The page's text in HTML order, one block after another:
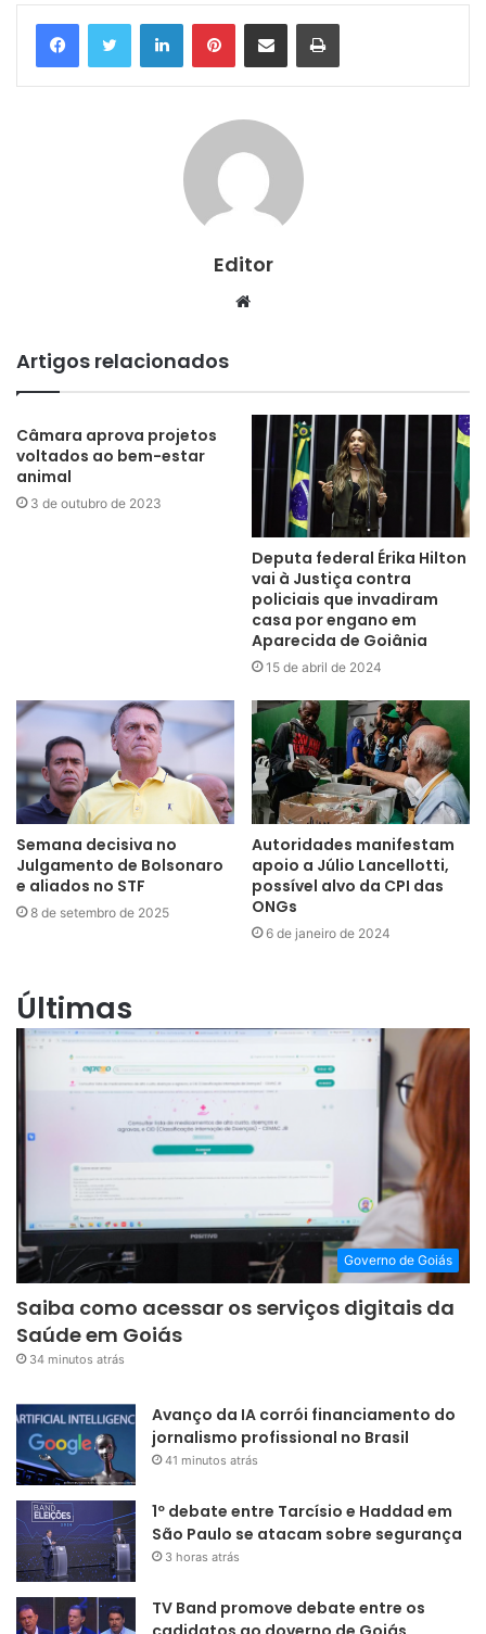
LinkedinPinterestCompartilhar via e-mail Imprimir
Editor
Website
Artigos relacionados
Câmara aprova projetos
voltados ao bem-estar
animal
3 de outubro de 2023
Deputa federal Érika Hilton
vai à Justiça contra
policiais que invadiram
casa por engano em
Aparecida de Goiânia
15 de abril de 2024
Semana decisiva no
Julgamento de Bolsonaro
e aliados no STF
8 de setembro de 2025
Autoridades manifestam
apoio a Júlio Lancellotti,
possível alvo da CPI das
ONGs
6 de janeiro de 2024
Últimas
Governo de Goiás
Saiba como acessar os serviços digitais da
Saúde em Goiás
34 minutos atrás
Avanço da IA corrói financiamento do
jornalismo profissional no Brasil
41 minutos atrás
1º debate entre Tarcísio e Haddad em
São Paulo se atacam sobre segurança
3 horas atrás
TV Band promove debate entre os